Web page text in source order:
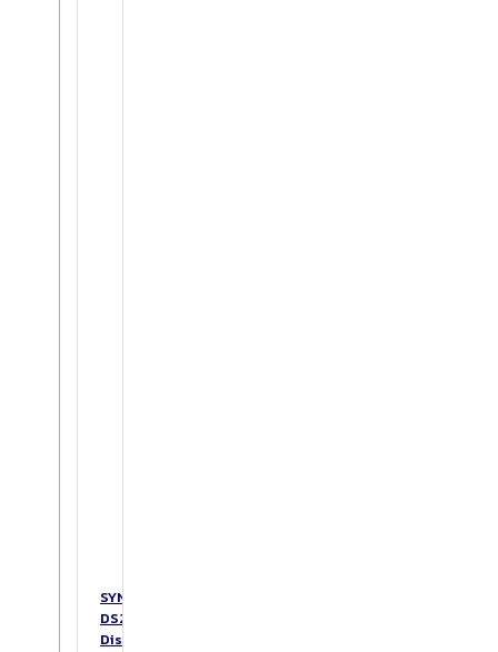
SYNOLOGY
DS223
DiskStation